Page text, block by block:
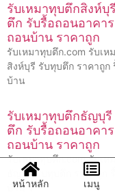
รับเหมาทุบตึกสิงห์บุ
ตึก รับรื้อถอนอาคา
ถอนบ้าน ราคาถูก
รับเหมาทุบตึก.com รับเห
สิงห์บุรี รับทุบตึก ราคาถูก
บ้าน
รับเหมาทุบตึกธัญบุ
ตึก รับรื้อถอนอาคา
ถอนบ้าน ราคาถูก
รับเหมาทุบตึก.com รับเห
ธัญบุรี รับทุบตึก ราคาถูก รื้
บ้าน ร
หน้าหลัก เมนู